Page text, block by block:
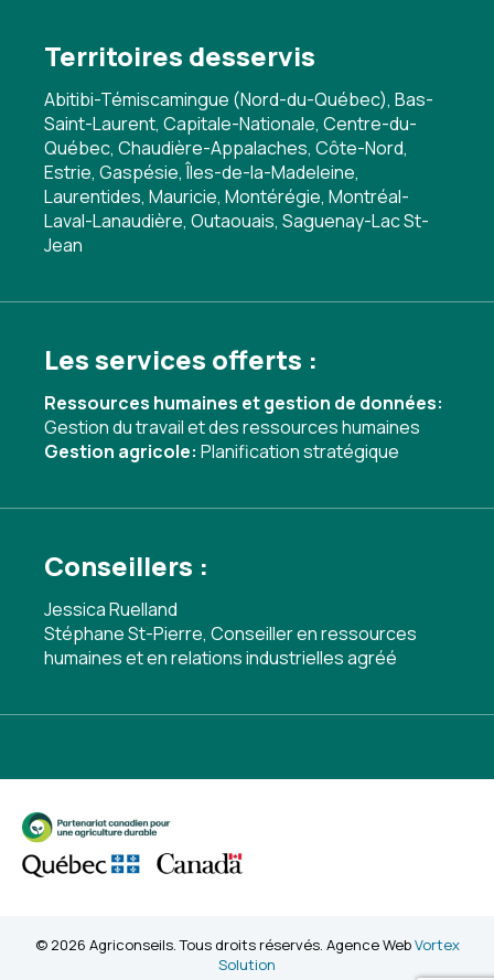
Territoires desservis
Abitibi-Témiscamingue (Nord-du-Québec), Bas-
Saint-Laurent, Capitale-Nationale, Centre-du-
Québec, Chaudière-Appalaches, Côte-Nord,
Estrie, Gaspésie, Îles-de-la-Madeleine,
Laurentides, Mauricie, Montérégie, Montréal-
Laval-Lanaudière, Outaouais, Saguenay-Lac St-
Jean
Les services offerts :
Ressources humaines et gestion de données:
Gestion du travail et des ressources humaines
Gestion agricole: Planification stratégique
Conseillers :
Jessica Ruelland
Stéphane St-Pierre, Conseiller en ressources
humaines et en relations industrielles agréé
© 2026 Agriconseils. Tous droits réservés. Agence WebVortex
Solution